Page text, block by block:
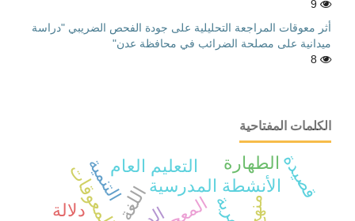
أثر معوقات المراجعة التحليلية على جودة الفحص الضريبي "دراسة
ميدانية على مصلحة الضرائب في محافظة عدن"
الكلمات المفتاحية
اللغةالمعوقات الأنشطة المدرسية التنميةالتعليم العام
منهج دلالة
قصيدة الطهارة